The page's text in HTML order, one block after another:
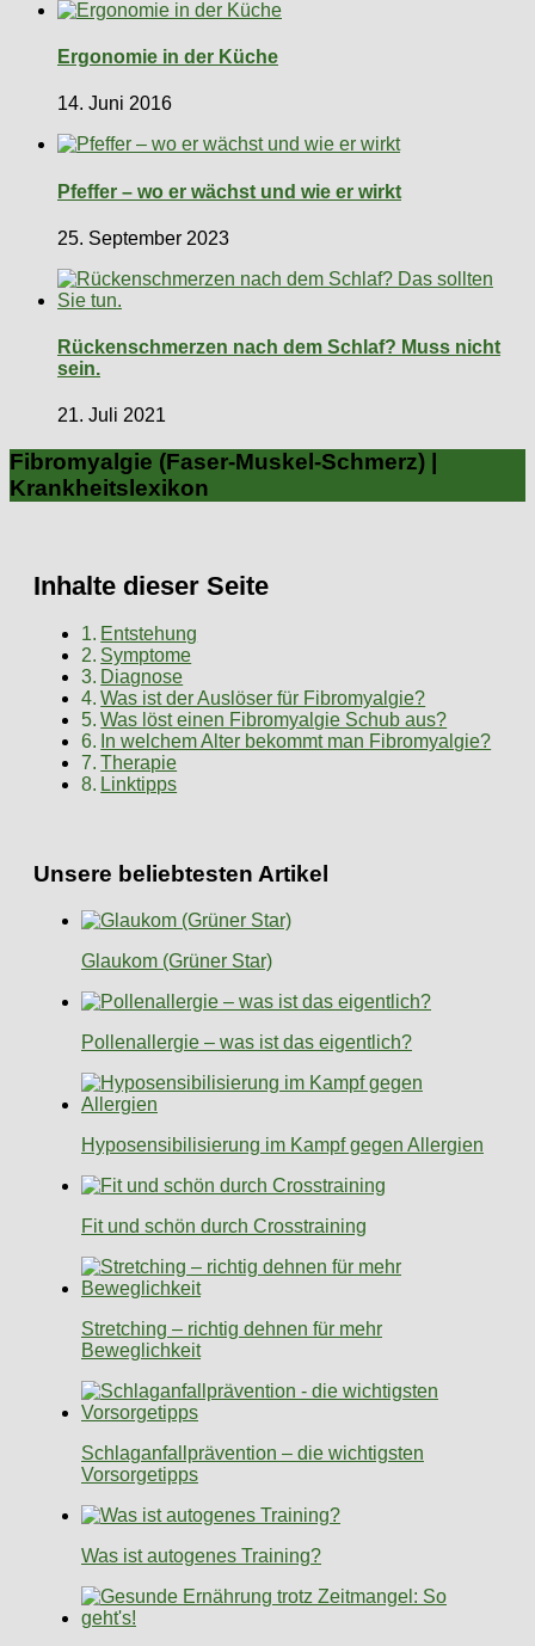
Ergonomie in der Küche
14. Juni 2016
Pfeffer – wo er wächst und wie er wirkt
25. September 2023
Rückenschmerzen nach dem Schlaf? Muss nicht
sein.
21. Juli 2021
Fibromyalgie (Faser-Muskel-Schmerz) |
Krankheitslexikon
Inhalte dieser Seite
Entstehung
Symptome
Diagnose
Was ist der Auslöser für Fibromyalgie?
Was löst einen Fibromyalgie Schub aus?
In welchem Alter bekommt man Fibromyalgie?
Therapie
Linktipps
Unsere beliebtesten Artikel
Glaukom (Grüner Star)
Pollenallergie – was ist das eigentlich?
Hyposensibilisierung im Kampf gegen Allergien
Fit und schön durch Crosstraining
Stretching – richtig dehnen für mehr
Beweglichkeit
Schlaganfallprävention – die wichtigsten
Vorsorgetipps
Was ist autogenes Training?